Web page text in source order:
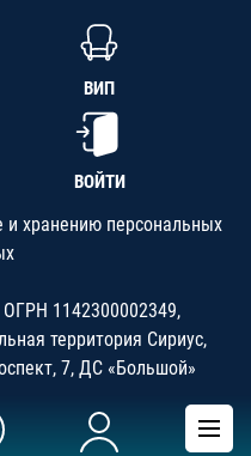
ВИП
ВОЙТИ
и хранению персональных
1142300002349,
территория Сириус,
7, ДС «Большой»